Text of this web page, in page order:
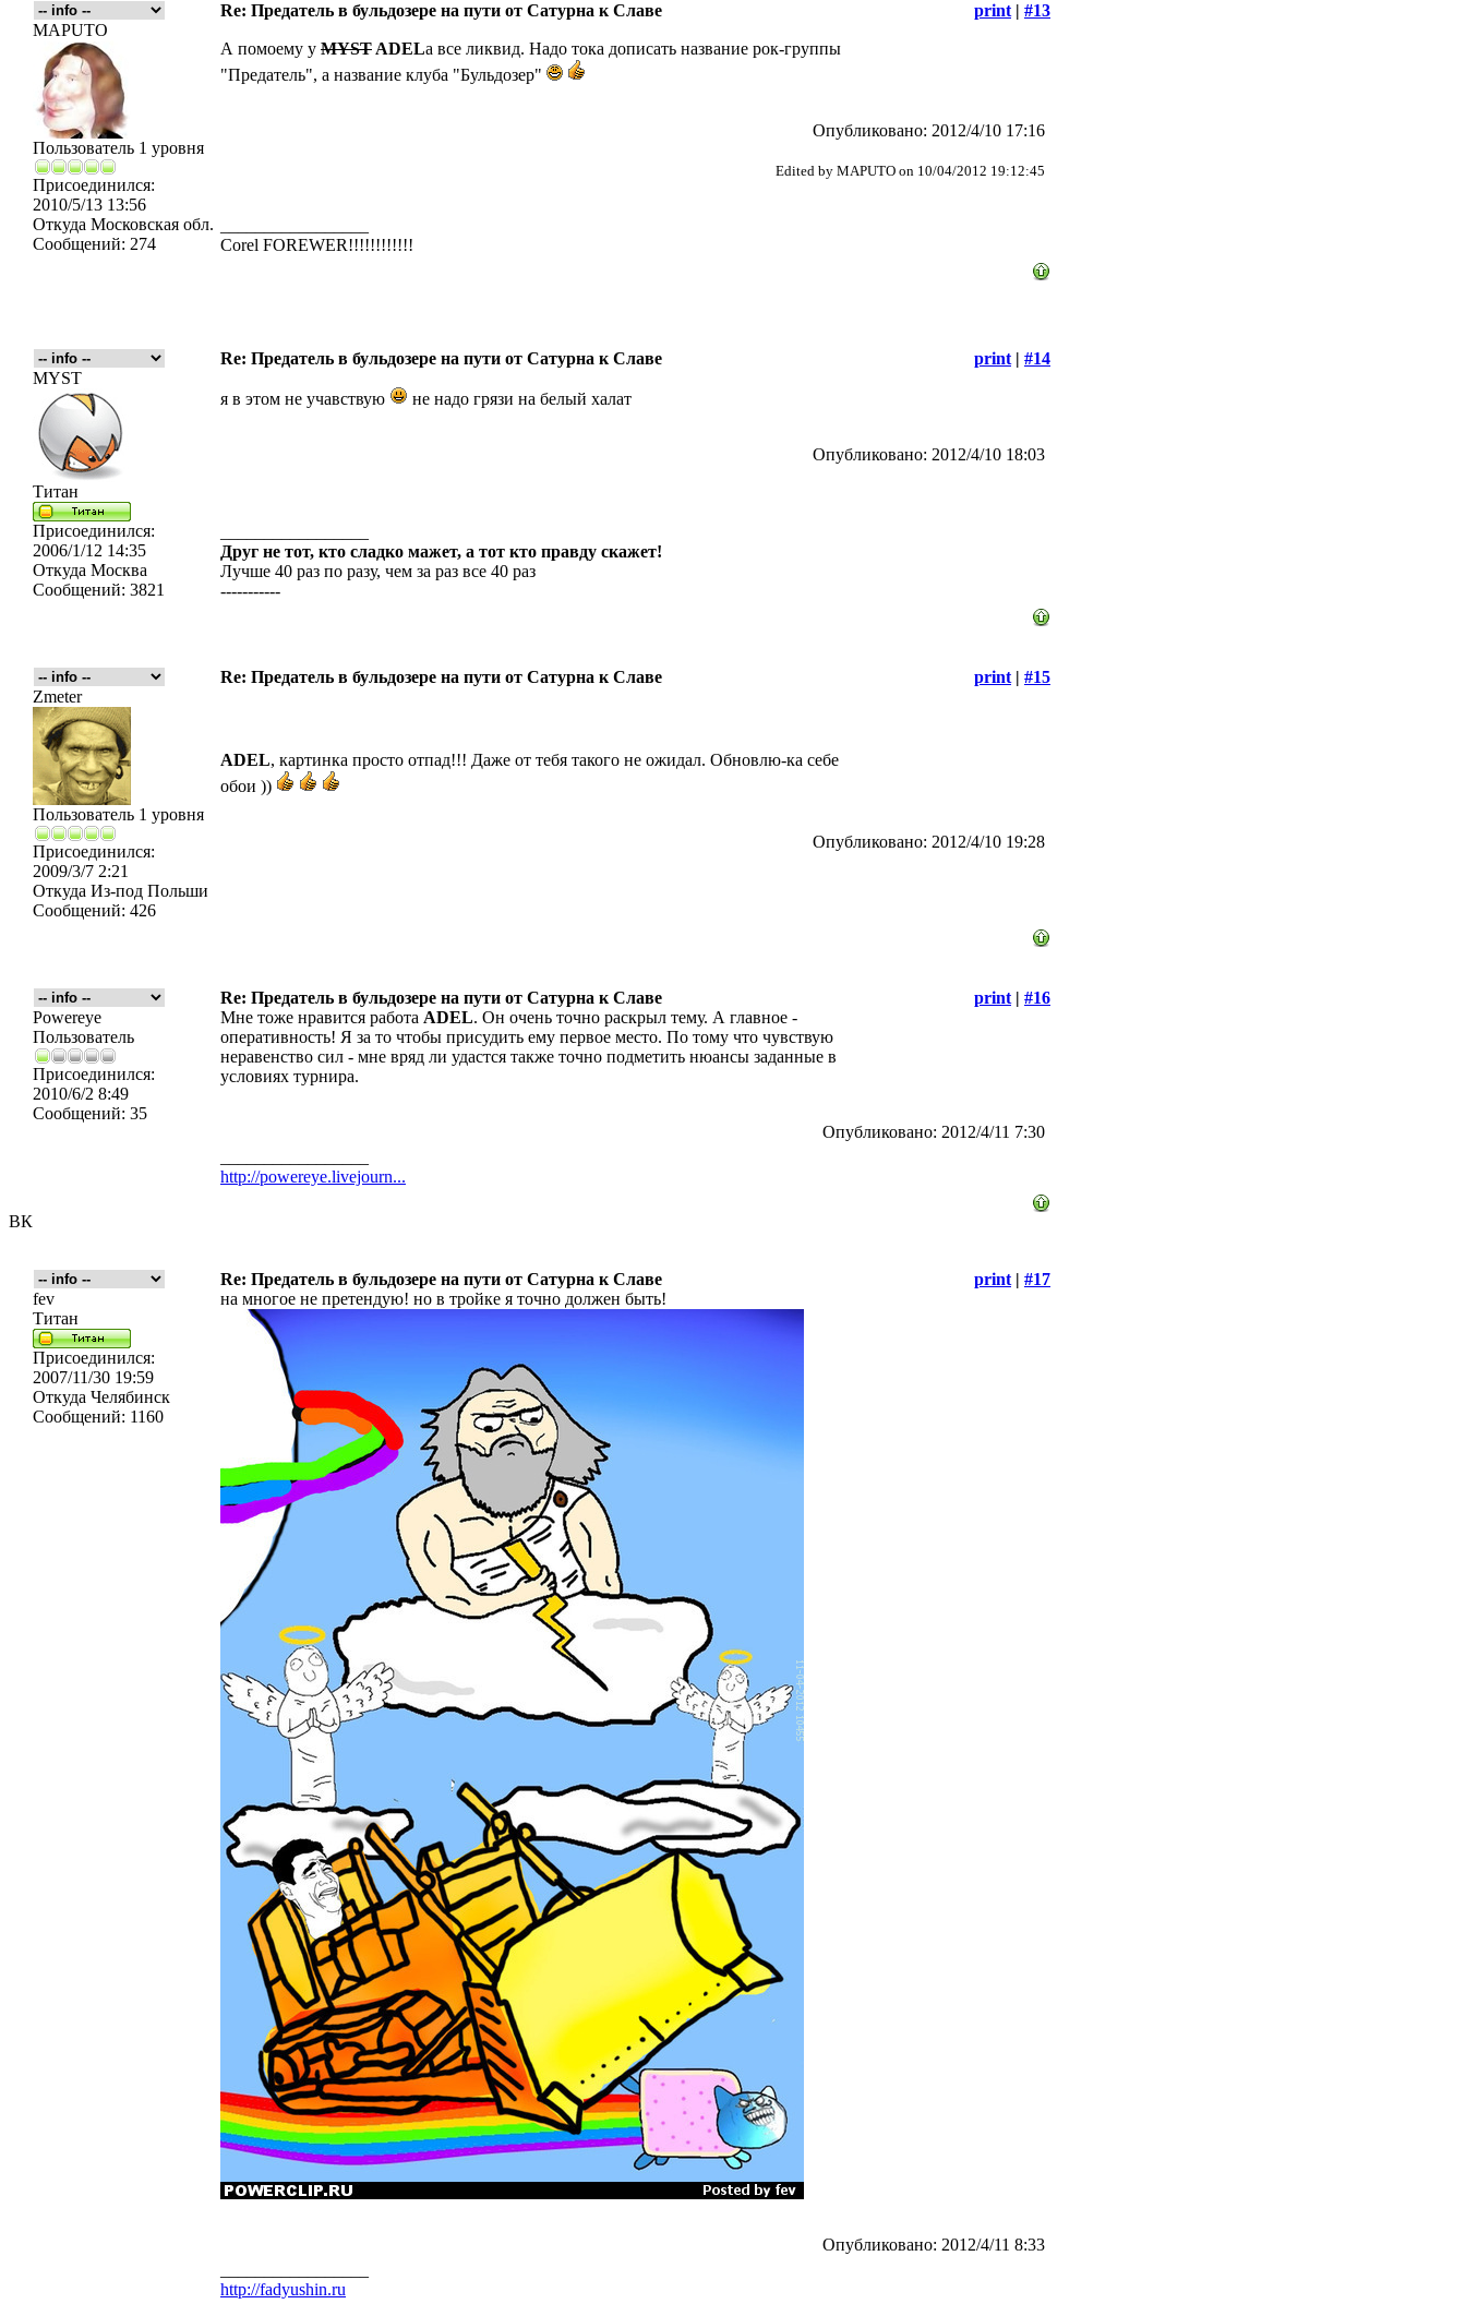
ВК
Re: Предатель в бульдозере на пути от Сатурна к Славе print | #13
MAPUTO
Пользователь 1 уровня
Присоединился:
2010/5/13 13:56
Откуда Московская обл.
Сообщений: 274
А помоему у MYST ADELа все ликвид. Надо тока дописать название рок-группы
"Предатель", а название клуба "Бульдозер"
Опубликовано: 2012/4/10 17:16
Edited by MAPUTO on 10/04/2012 19:12:45
Corel FOREWER!!!!!!!!!!!!
Re: Предатель в бульдозере на пути от Сатурна к Славе print | #14
MYST
Титан
Присоединился:
2006/1/12 14:35
Откуда Москва
Сообщений: 3821
я в этом не учавствую не надо грязи на белый халат
Опубликовано: 2012/4/10 18:03
Друг не тот, кто сладко мажет, а тот кто правду скажет!
Лучше 40 раз по разу, чем за раз все 40 раз
-----------
Re: Предатель в бульдозере на пути от Сатурна к Славе print | #15
Zmeter
Пользователь 1 уровня
Присоединился:
2009/3/7 2:21
Откуда Из-под Польши
Сообщений: 426
ADEL, картинка просто отпад!!! Даже от тебя такого не ожидал. Обновлю-ка себе
обои ))
Опубликовано: 2012/4/10 19:28
Re: Предатель в бульдозере на пути от Сатурна к Славе print | #16
Powereye
Пользователь
Присоединился:
2010/6/2 8:49
Сообщений: 35
Мне тоже нравится работа ADEL. Он очень точно раскрыл тему. А главное -
оперативность! Я за то чтобы присудить ему первое место. По тому что чувствую
неравенство сил - мне вряд ли удастся также точно подметить нюансы заданные в
условиях турнира.
Опубликовано: 2012/4/11 7:30
http://powereye.livejourn...
Re: Предатель в бульдозере на пути от Сатурна к Славе print | #17
fev
Титан
Присоединился:
2007/11/30 19:59
Откуда Челябинск
Сообщений: 1160
на многое не претендую! но в тройке я точно должен быть!
Опубликовано: 2012/4/11 8:33
http://fadyushin.ru